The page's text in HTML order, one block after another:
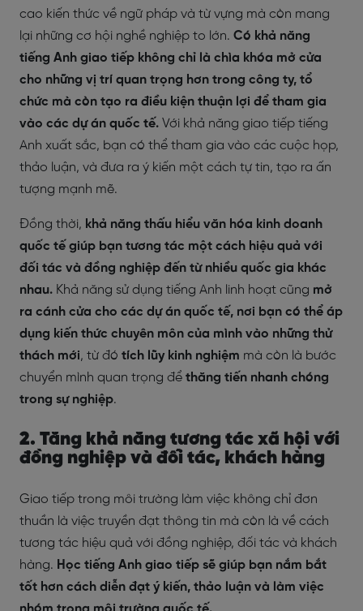
cao kiến thức về ngữ pháp và từ vựng mà còn mang
lại những cơ hội nghề nghiệp to lớn. Có khả năng
tiếng Anh giao tiếp không chỉ là chìa khóa mở cửa
cho những vị trí quan trọng hơn trong công ty, tổ
chức mà còn tạo ra điều kiện thuận lợi để tham gia
vào các dự án quốc tế. Với khả năng giao tiếp tiếng
Anh xuất sắc, bạn có thể tham gia vào các cuộc họp,
thảo luận, và đưa ra ý kiến một cách tự tin, tạo ra ấn
tượng mạnh mẽ.
Đồng thời, khả năng thấu hiểu văn hóa kinh doanh
quốc tế giúp bạn tương tác một cách hiệu quả với
đối tác và đồng nghiệp đến từ nhiều quốc gia khác
nhau. Khả năng sử dụng tiếng Anh linh hoạt cũng mở
ra cánh cửa cho các dự án quốc tế, nơi bạn có thể áp
dụng kiến thức chuyên môn của mình vào những thử
thách mới, từ đó tích lũy kinh nghiệm mà còn là bước
chuyển mình quan trọng để thăng tiến nhanh chóng
trong sự nghiệp.
2. Tăng khả năng tương tác xã hội với
đồng nghiệp và đối tác, khách hàng
Giao tiếp trong môi trường làm việc không chỉ đơn
thuần là việc truyền đạt thông tin mà còn là về cách
tương tác hiệu quả với đồng nghiệp, đối tác và khách
hàng. Học tiếng Anh giao tiếp sẽ giúp bạn nắm bắt
tốt hơn cách diễn đạt ý kiến, thảo luận và làm việc